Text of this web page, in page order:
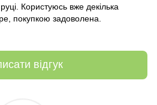
Користуюсь вже декілька
покупкою задоволена.
відгук